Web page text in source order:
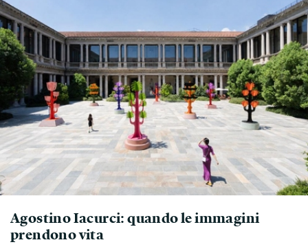
Agostino Iacurci: quando le immagini
prendono vita